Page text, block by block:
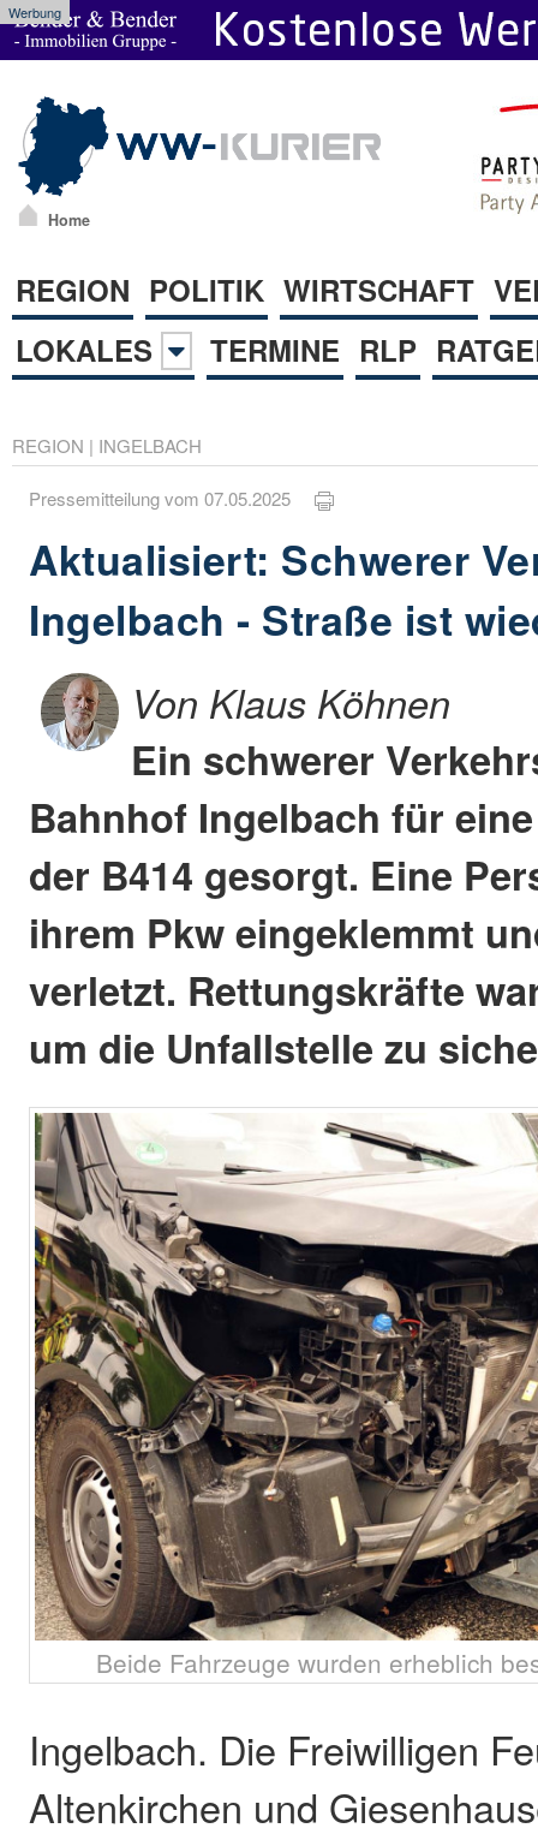
Werbung
Home
REGION POLITIK WIRTSCHAFT
LOKALES
TERMINE RLP
REGION | INGELBACH
Pressemitteilung vom 07.05.2025
Aktualisiert: Schwerer
Ingelbach - Straße ist
Von Klaus Köhnen
Ein schwerer
Bahnhof Ingelbach für
der B414 gesorgt. Eine
ihrem Pkw eingeklemmt
verletzt. Rettungskräfte
um die Unfallstelle zu
Beide Fahrzeuge wurden erheblich
Ingelbach. Die Freiwilligen
Altenkirchen und